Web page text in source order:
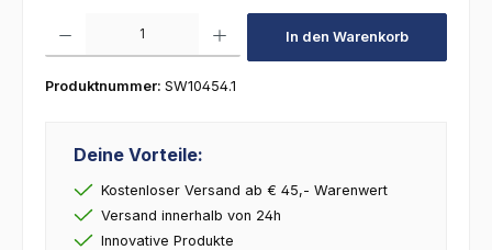
In den Warenkorb
Produktnummer: SW10454.1
Deine Vorteile:
Kostenloser Versand ab € 45,- Warenwert
Versand innerhalb von 24h
Innovative Produkte